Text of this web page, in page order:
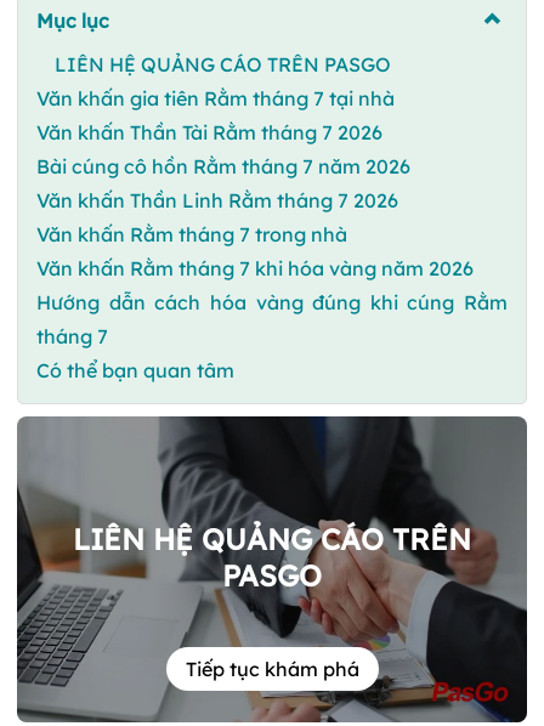
Mục lục
LIÊN HỆ QUẢNG CÁO TRÊN PASGO
Văn khấn gia tiên Rằm tháng 7 tại nhà
Văn khấn Thần Tài Rằm tháng 7 2026
Bài cúng cô hồn Rằm tháng 7 năm 2026
Văn khấn Thần Linh Rằm tháng 7 2026
Văn khấn Rằm tháng 7 trong nhà
Văn khấn Rằm tháng 7 khi hóa vàng năm 2026
Hướng dẫn cách hóa vàng đúng khi cúng Rằm
tháng 7
Có thể bạn quan tâm
LIÊN HỆ QUẢNG CÁO TRÊN
PASGO
Tiếp tục khám phá